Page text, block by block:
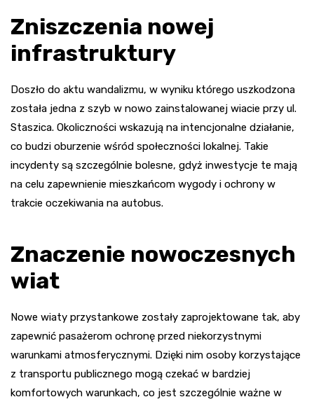
Zniszczenia nowej
infrastruktury
Doszło do aktu wandalizmu, w wyniku którego uszkodzona
została jedna z szyb w nowo zainstalowanej wiacie przy ul.
Staszica. Okoliczności wskazują na intencjonalne działanie,
co budzi oburzenie wśród społeczności lokalnej. Takie
incydenty są szczególnie bolesne, gdyż inwestycje te mają
na celu zapewnienie mieszkańcom wygody i ochrony w
trakcie oczekiwania na autobus.
Znaczenie nowoczesnych
wiat
Nowe wiaty przystankowe zostały zaprojektowane tak, aby
zapewnić pasażerom ochronę przed niekorzystnymi
warunkami atmosferycznymi. Dzięki nim osoby korzystające
z transportu publicznego mogą czekać w bardziej
komfortowych warunkach, co jest szczególnie ważne w